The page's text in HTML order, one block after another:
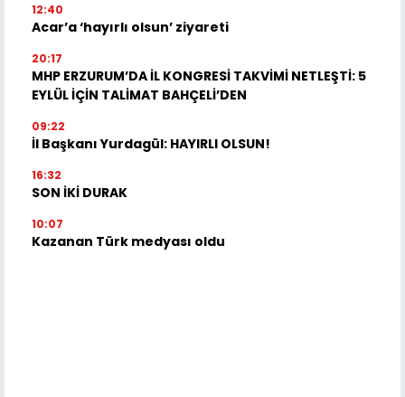
12:40
Acar’a ‘hayırlı olsun’ ziyareti
20:17
MHP ERZURUM’DA İL KONGRESİ TAKVİMİ NETLEŞTİ: 5
EYLÜL İÇİN TALİMAT BAHÇELİ’DEN
09:22
İl Başkanı Yurdagül: HAYIRLI OLSUN!
16:32
SON İKİ DURAK
10:07
Kazanan Türk medyası oldu